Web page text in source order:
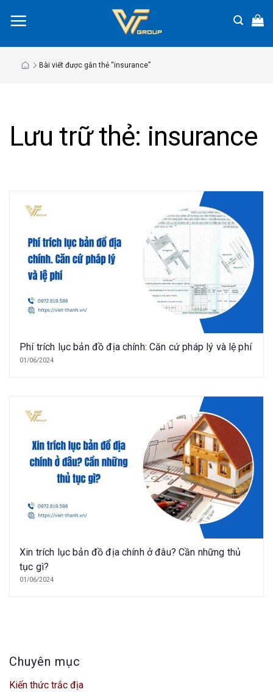
đến
dung
Bài viết được gắn thẻ “insurance”
Chuyên mục
Kiến thức trắc địa
Lưu trữ thẻ: insurance
Phí trích lục bản đồ địa chính: Căn cứ pháp lý và lệ phí
01/06/2024
Xin trích lục bản đồ địa chính ở đâu? Cần những thủ
tục gì?
01/06/2024